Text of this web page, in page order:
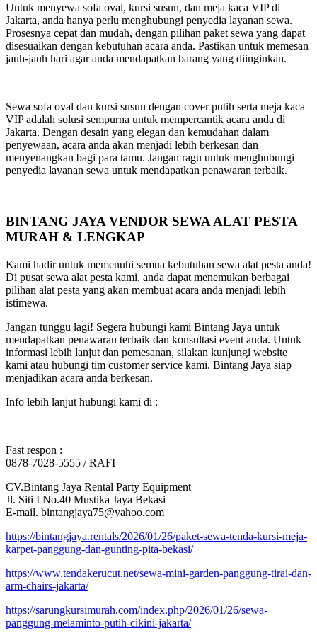
Untuk menyewa sofa oval, kursi susun, dan meja kaca VIP di
Jakarta, anda hanya perlu menghubungi penyedia layanan sewa.
Prosesnya cepat dan mudah, dengan pilihan paket sewa yang dapat
disesuaikan dengan kebutuhan acara anda. Pastikan untuk memesan
jauh-jauh hari agar anda mendapatkan barang yang diinginkan.
Sewa sofa oval dan kursi susun dengan cover putih serta meja kaca
VIP adalah solusi sempurna untuk mempercantik acara anda di
Jakarta. Dengan desain yang elegan dan kemudahan dalam
penyewaan, acara anda akan menjadi lebih berkesan dan
menyenangkan bagi para tamu. Jangan ragu untuk menghubungi
penyedia layanan sewa untuk mendapatkan penawaran terbaik.
BINTANG JAYA VENDOR SEWA ALAT PESTA
MURAH & LENGKAP
Kami hadir untuk memenuhi semua kebutuhan sewa alat pesta anda!
Di pusat sewa alat pesta kami, anda dapat menemukan berbagai
pilihan alat pesta yang akan membuat acara anda menjadi lebih
istimewa.
Jangan tunggu lagi! Segera hubungi kami Bintang Jaya untuk
mendapatkan penawaran terbaik dan konsultasi event anda. Untuk
informasi lebih lanjut dan pemesanan, silakan kunjungi website
kami atau hubungi tim customer service kami. Bintang Jaya siap
menjadikan acara anda berkesan.
Info lebih lanjut hubungi kami di :
Fast respon :
0878-7028-5555 / RAFI
CV.Bintang Jaya Rental Party Equipment
Jl. Siti I No.40 Mustika Jaya Bekasi
E-mail. bintangjaya75@yahoo.com
https://bintangjaya.rentals/2026/01/26/paket-sewa-tenda-kursi-meja-
karpet-panggung-dan-gunting-pita-bekasi/
https://www.tendakerucut.net/sewa-mini-garden-panggung-tirai-dan-
arm-chairs-jakarta/
https://sarungkursimurah.com/index.php/2026/01/26/sewa-
panggung-melaminto-putih-cikini-jakarta/